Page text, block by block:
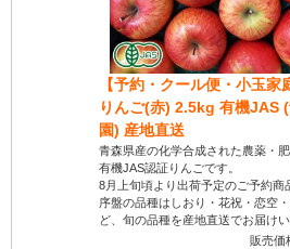
【予約・クール便・小玉家
りんご(赤) 2.5kg 有機JAS
園) 産地直送
青森県産の化学合成された農薬・肥
有機JAS認証りんごです。
8月上旬頃より出荷予定のご予約商
序盤の品種はしおり・花祝・恋空
ど、旬の品種を産地直送でお届けい
販売価